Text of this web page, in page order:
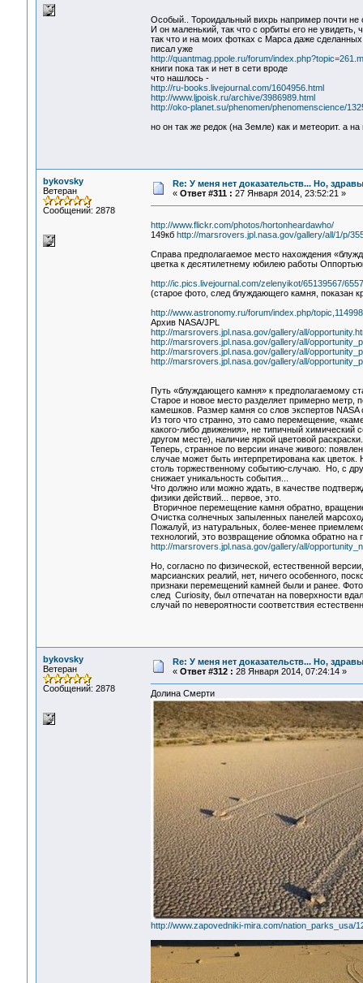
Особый.. Тороидальный вихрь например почти не
И он маленький, так что с орбиты его не увидеть,
так что и на моих фотках с Марса даже
писал уже
http://quantmag.ppole.ru/forum/
книги пока так и нет в сети вроде
что нашлось -
http://ru-books.livejournal.com/1604956.html
http://www.ljpoisk.ru/archive/3986989.html
http://oko-planet.su/phenomen/phenomenscience/
но он так же редок (на Земле) как и метеорит. а
bykovsky
Ветеран
Сообщений: 2878
Re: У меня нет доказательств... Но,
« Ответ #311 : 27 Января 2014, 23:52:21 »
http://www.flickr.com/photos/hortonheardawho/
149кб http://marsrovers.jpl.nasa.gov/gallery/all/1/p/
Справа предполагаемое место нахождения
цветка к десятилетнему юбилею работы
http://ic.pics.livejournal.com/zelenyikot/65139567/
(старое фото, след блуждающего камня, показан
http://www.astronomy.ru/forum/index.php/
Архив NASA/JPL
http://marsrovers.jpl.nasa.gov/gallery/all/
http://marsrovers.jpl.nasa.gov/gallery/all/
http://marsrovers.jpl.nasa.gov/gallery/all/
http://marsrovers.jpl.nasa.gov/gallery/all/
Путь «блуждающего камня» к предполагаемому
Старое и новое место разделяет примерно метр,
камешков. Размер камня со слов экспертов
Из того что странно, это само перемещение,
какого-либо движения», не типичный
другом месте), наличие яркой цветовой
Теперь, странное по версии иначе живого:
случае может быть интерпретирована как
столь торжественному событию-случаю. Но, с
снижает уникальность события...
Что должно или можно ждать, в качестве
физики действий... первое, это.
Вторичное перемещение камня обратно,
Очистка солнечных запыленных панелей
Пожалуй, из натуральных, более-менее
технологий, это возвращение обломка обратно на
http://marsrovers.jpl.nasa.gov/gallery/all/
Но, согласно по физической, естественной
марсианских реалий, нет, ничего особенного,
признаки перемещений камней были и ранее.
след Curiosity, был отпечатан на поверхности
случай по невероятности соответствия
bykovsky
Ветеран
Сообщений: 2878
Re: У меня нет доказательств... Но,
« Ответ #312 : 28 Января 2014, 07:24:14 »
Долина Смерти
http://www.zapovedniki-mira.com/nation_parks_usa/